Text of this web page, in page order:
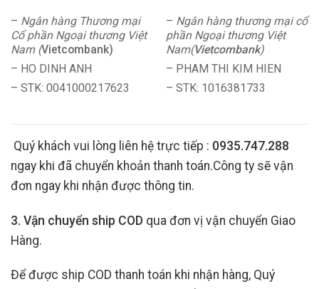
– Ngân hàng Thương mại
Cổ phần Ngoại thương Việt
Nam (Vietcombank)
– HO DINH ANH
– STK: 0041000217623
– Ngân hàng thương mại cổ
phần Ngoại thương Việt
Nam(Vietcombank)
– PHAM THI KIM HIEN
– STK: 1016381733
Quý khách vui lòng liên hệ trực tiếp : 0935.747.288
ngay khi đã chuyển khoản thanh toán.Công ty sẽ vận
đơn ngay khi nhận được thông tin.
3. Vận chuyển ship COD qua đơn vị vận chuyển Giao
Hàng.
Để được ship COD thanh toán khi nhận hàng, Quý